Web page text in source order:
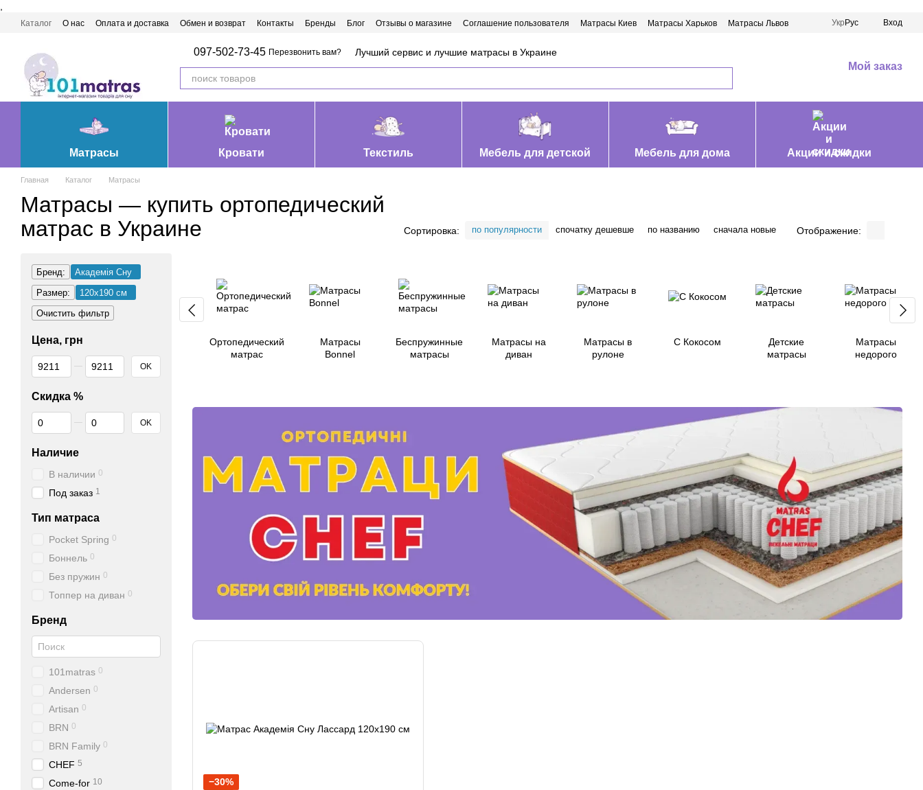
Перейти к основному контенту
Каталог О нас Оплата и доставка Обмен и возврат Контакты Бренды Блог Отзывы о магазине Соглашение пользователя Матрасы Киев Матрасы Харьков
Матрасы Львов
Укр Рус Вход
097-502-73-45 Перезвонить вам? Лучший сервис и лучшие матрасы в Украине
Мой заказ
Матрасы Кровати Текстиль Мебель для детской Мебель для дома Акции и скидки
Главная Каталог Матрасы
Матрасы — купить ортопедический
матрас в Украине
Сортировка: по популярности спочатку дешевше по названию сначала новые Отображение:
Ортопедический
матрас
Матрасы
Bonnel
Беспружинные
матрасы
Матрасы на
диван
Матрасы в
рулоне
С Кокосом
Детские
матрасы
Матрасы
недорого
−30%
Бренд:
Академія Сну
Размер:
120х190 см
Очистить фильтр
Цена, грн
От Цена, грн
До Цена, грн OK
Скидка %
От Скидка %
До Скидка % OK
Наличие
В наличии 0
Под заказ 1
Тип матраса
Pocket Spring 0
Боннель 0
Без пружин 0
Топпер на диван 0
Бренд
101matras 0
Andersen 0
Artisan 0
BRN 0
BRN Family 0
CHEF 5
Come-for 10